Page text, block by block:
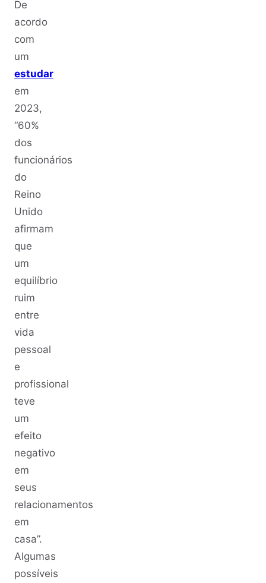
De
acordo
com
um
estudar
em
2023,
“60%
dos
funcionários
do
Reino
Unido
afirmam
que
um
equilíbrio
ruim
entre
vida
pessoal
e
profissional
teve
um
efeito
negativo
em
seus
relacionamentos
em
casa”.
Algumas
possíveis